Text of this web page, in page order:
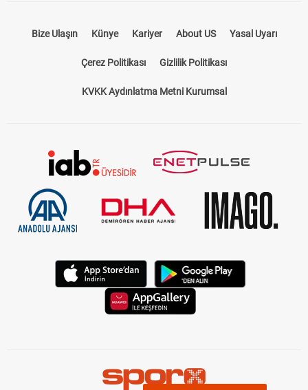
Bize Ulaşın Künye Kariyer About US Yasal Uyarı
Çerez Politikası Gizlilik Politikası
KVKK Aydınlatma Metni Kurumsal